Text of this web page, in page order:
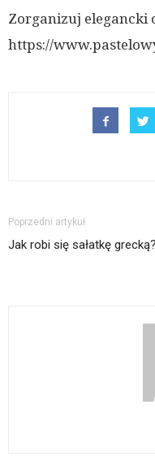
Zorganizuj elegancki
https://
Poprzedni artykuł
Jak robi się sałatkę grecką?